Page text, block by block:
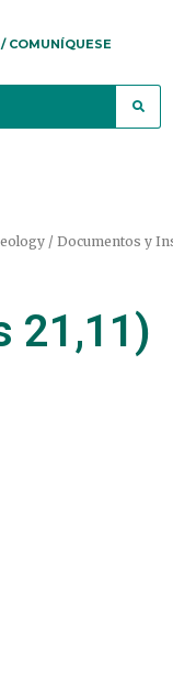
COMUNÍQUESE
/ Documentos y
21,11)